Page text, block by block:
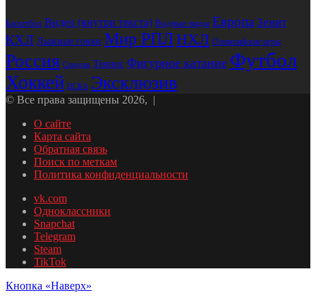
Баскетбол Видео (внутри текста) Водные виды Европа Зенит
КХЛ Лыжные гонки Мир РПЛНХЛ Олимпийские игры
Россия Спартак Теннис Фигурное катание Футбол
Хоккей ЦСКА Эксклюзив
© Все права защищены 2026, |
О сайте
Карта сайта
Обратная связь
Поиск по меткам
Политика конфиденциальности
vk.com
Одноклассники
Snapchat
Telegram
Steam
TikTok
Кнопка «Наверх»